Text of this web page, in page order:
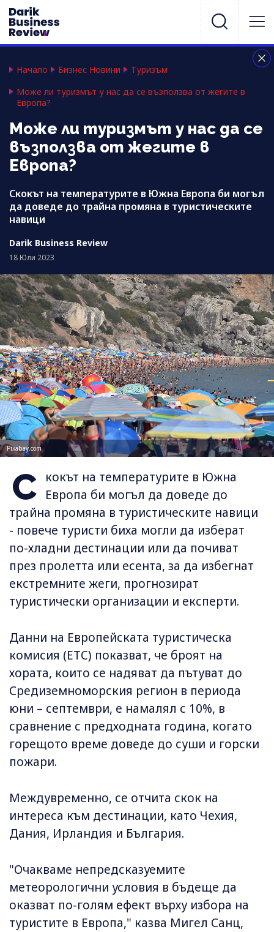
Начало Бизнес Новини
Туризъм
Може ли туризмът у нас да се възползва от жегите в
Европа?
Може ли туризмът у нас да се
възползва от жегите в
Европа?
Скокът на температурите в Южна Европа би могъл
да доведе до трайна промяна в туристическите
навици
Darik Business Review
18 Юли 2023
Pixabay.com
С
кокът на температурите в Южна
Европа би могъл да доведе до
трайна промяна в туристическите навици
- повече туристи биха могли да изберат
по-хладни дестинации или да почиват
през пролетта или есента, за да избегнат
екстремните жеги, прогнозират
туристически организации и експерти.
Данни на Европейската туристическа
комисия (ETC) показват, че броят на
хората, които се надяват да пътуват до
Средиземноморския регион в периода
юни – септември, е намалял с 10%, в
сравнение с предходната година, когато
горещото време доведе до суши и горски
пожари.
Междувременно, се отчита скок на
интереса към дестинации, като Чехия,
Дания, Ирландия и България.
"Очакваме непредсказуемите
метеорологични условия в бъдеще да
оказват по-голям ефект върху избора на
туристите в Европа," казва Мигел Санц,